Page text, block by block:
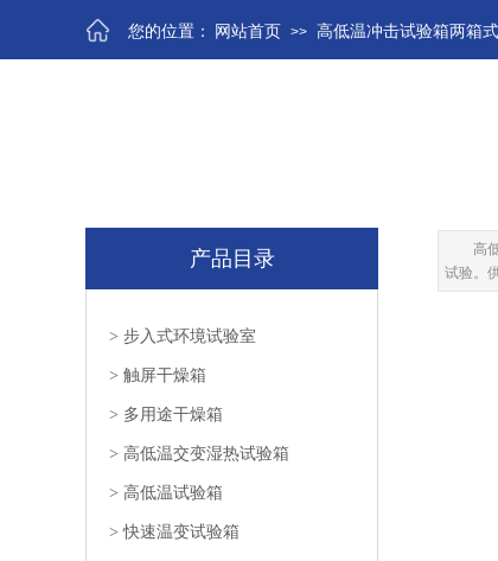
您的位置： 网站首页 >> 高低温冲击试验箱两箱式
高
试验。
产品目录
> 步入式环境试验室
> 触屏干燥箱
> 多用途干燥箱
> 高低温交变湿热试验箱
> 高低温试验箱
>快速温变试验箱